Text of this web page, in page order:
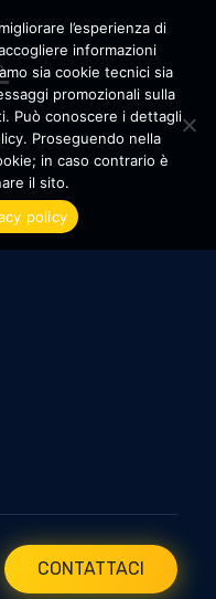
CONTATTACI
l’esperienza di
informazioni
sia cookie tecnici sia
promozionali sulla
Può conoscere i dettagli
Proseguendo nella
in caso contrario è
il sito.
policy